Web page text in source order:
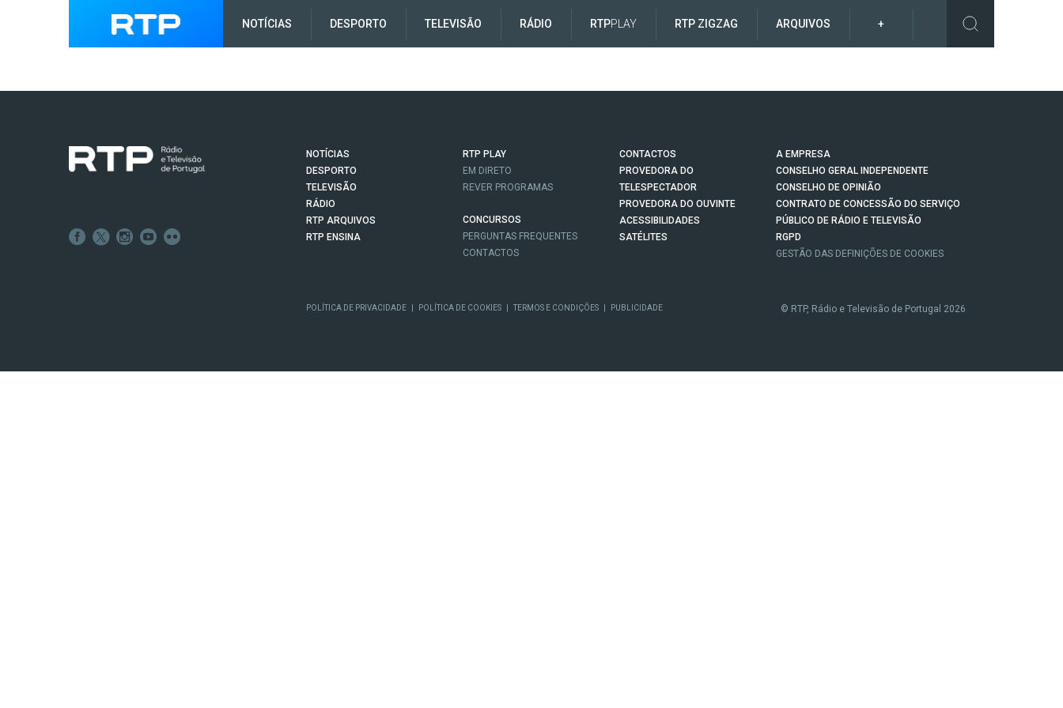
NOTÍCIAS DESPORTO TELEVISÃO RÁDIO RTPPLAY RTP ZIGZAG ARQUIVOS +
NOTÍCIAS
DESPORTO
TELEVISÃO
RÁDIO
RTP ARQUIVOS
RTP ENSINA
RTP PLAY
EM DIRETO
REVER PROGRAMAS
CONCURSOS
PERGUNTAS FREQUENTES
CONTACTOS
CONTACTOS
PROVEDORA DO
TELESPECTADOR
PROVEDORA DO OUVINTE
ACESSIBILIDADES
SATÉLITES
A EMPRESA
CONSELHO GERAL INDEPENDENTE
CONSELHO DE OPINIÃO
CONTRATO DE CONCESSÃO DO SERVIÇO
PÚBLICO DE RÁDIO E TELEVISÃO
RGPD
GESTÃO DAS DEFINIÇÕES DE COOKIES
POLÍTICA DE PRIVACIDADE POLÍTICA DE COOKIES TERMOS E CONDIÇÕES PUBLICIDADE © RTP, Rádio e Televisão de Portugal 2026